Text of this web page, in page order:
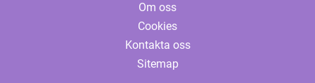
Om oss
Cookies
Kontakta oss
Sitemap